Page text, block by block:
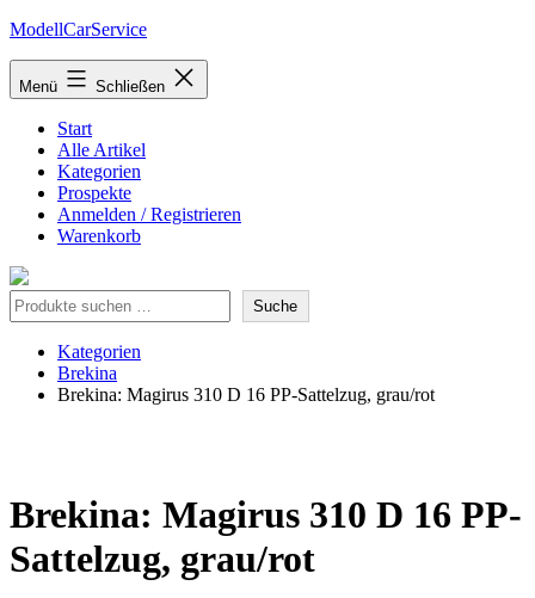
Zum
springen
ModellCarService
Menü Schließen
Start
Alle Artikel
Kategorien
Prospekte
Anmelden / Registrieren
Warenkorb
Suche Suche
Kategorien
Brekina
Brekina: Magirus 310 D 16 PP-Sattelzug, grau/rot
Brekina: Magirus 310 D 16 PP-
Sattelzug, grau/rot